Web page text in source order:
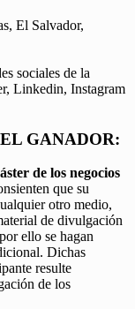
El Salvador,
sociales de la
Linkedin, Instagram
GANADOR:
de los negocios
que su
otro medio,
de divulgación
ello se hagan
Dichas
resulte
de los